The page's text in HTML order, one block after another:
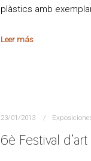
plàstics amb
Leer más
23/01/2013
6è Festival